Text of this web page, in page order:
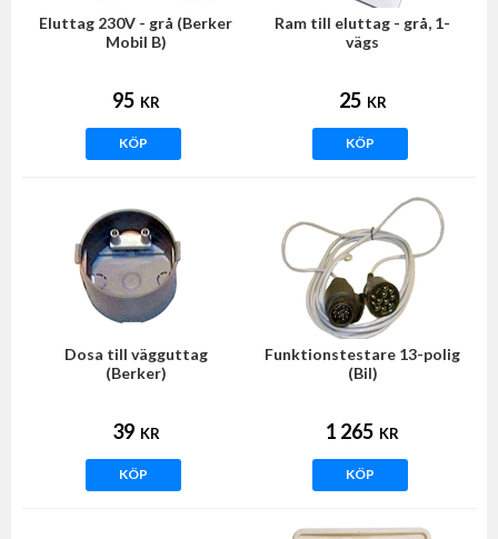
Eluttag 230V - grå (Berker
Mobil B)
95 KR
KÖP
Ram till eluttag - grå, 1-
vägs
25 KR
KÖP
Dosa till vägguttag
(Berker)
39 KR
KÖP
Funktionstestare 13-polig
(Bil)
1 265 KR
KÖP